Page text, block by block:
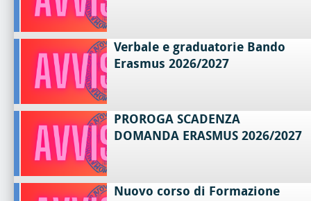
Verbale e graduatorie Bando
Erasmus 2026/2027
PROROGA SCADENZA
DOMANDA ERASMUS 2026/2027
Nuovo corso di Formazione